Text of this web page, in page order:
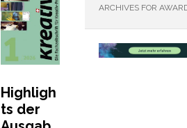
ARCHIVES FOR
Highligh
ts der